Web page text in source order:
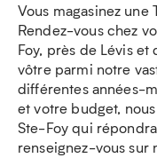
Vous magasinez une
Rendez-vous chez
Foy, près de Lévis et
vôtre parmi notre
différentes années-
et votre budget,
Ste-Foy qui
renseignez-vous sur